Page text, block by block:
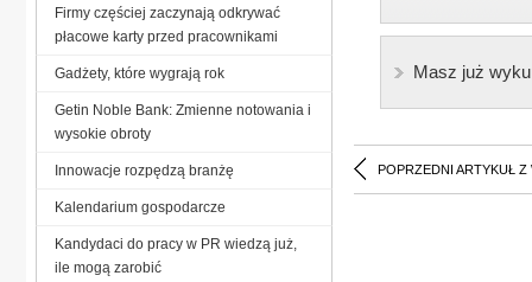
Masz już
POPRZEDNI ARTYKUŁ Z
Firmy częściej zaczynają odkrywać
płacowe karty przed pracownikami
Gadżety, które wygrają rok
Getin Noble Bank: Zmienne notowania i
wysokie obroty
Innowacje rozpędzą branżę
Kalendarium gospodarcze
Kandydaci do pracy w PR wiedzą już,
ile mogą zarobić